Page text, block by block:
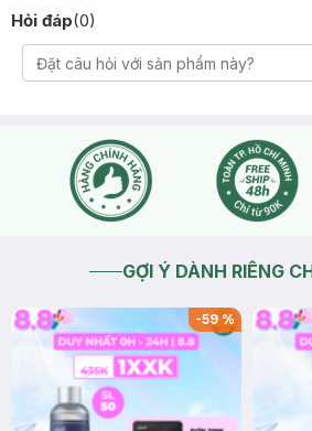
Hỏi đáp(0)
GỢI Ý DÀNH RIÊNG
-59%